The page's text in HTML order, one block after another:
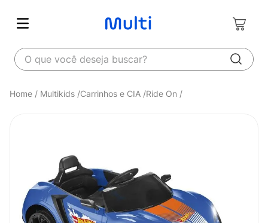
O que você deseja buscar?
Multikids Carrinhos e CIA Ride On